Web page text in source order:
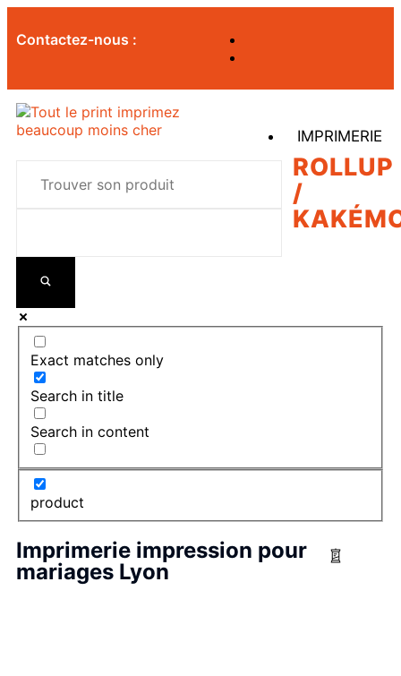
Contactez-nous :
IMPRIMERIE
ROLLUP
/
Exact matches only
Search in title
Search in content
product
Imprimerie impression pour
mariages Lyon